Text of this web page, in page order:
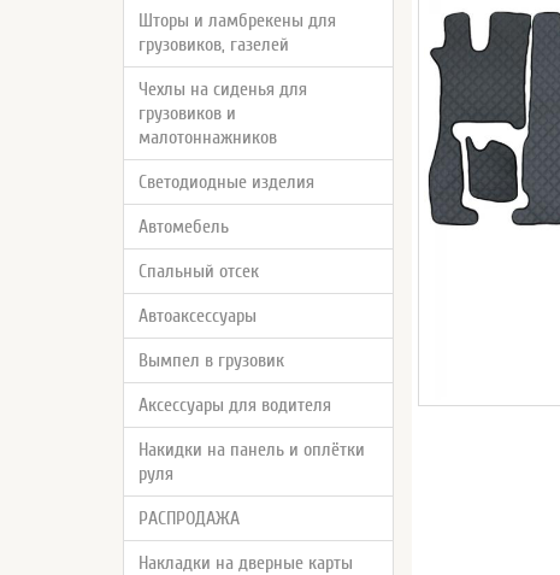
Шторы и ламбрекены для
грузовиков, газелей
Чехлы на сиденья для
грузовиков и
малотоннажников
Светодиодные изделия
Автомебель
Спальный отсек
Автоаксессуары
Вымпел в грузовик
Аксессуары для водителя
Накидки на панель и оплётки
руля
РАСПРОДАЖА
Накладки на дверные карты